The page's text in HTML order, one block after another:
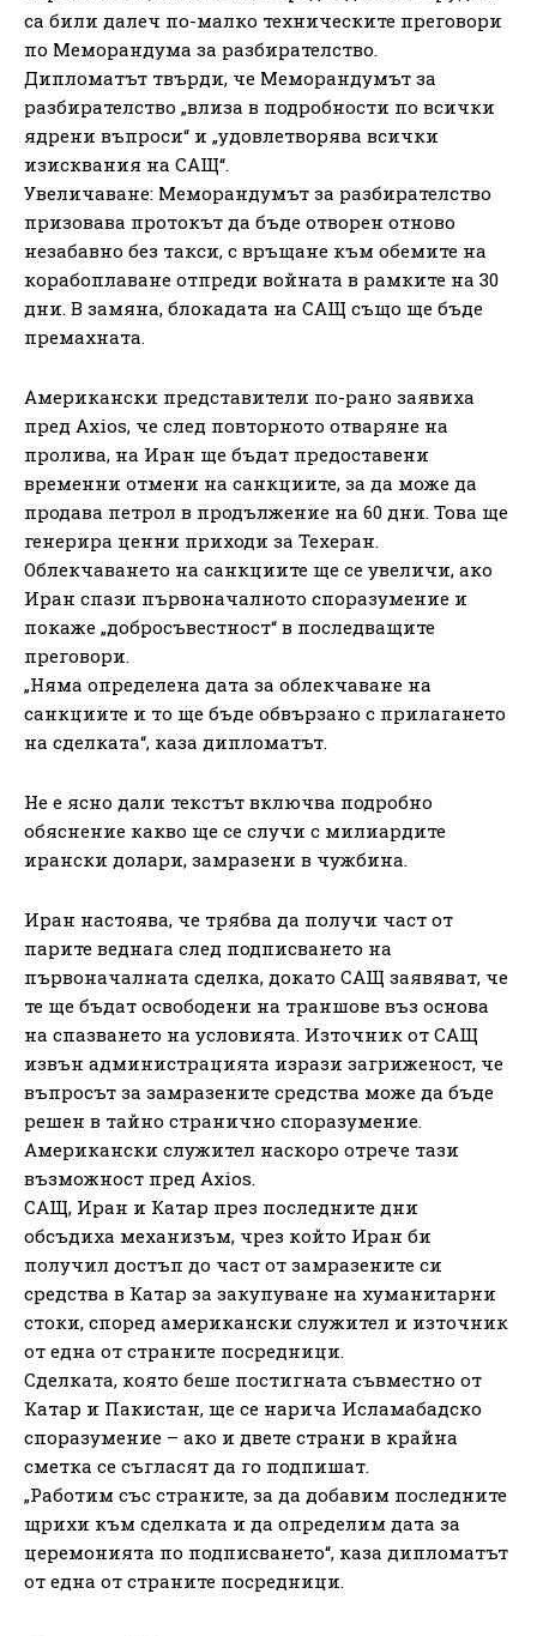
са били далеч по-малко техническите преговори
по Меморандума за разбирателство.
Дипломатът твърди, че Меморандумът за
разбирателство „влиза в подробности по всички
ядрени въпроси“ и „удовлетворява всички
изисквания на САЩ“.
Увеличаване: Меморандумът за разбирателство
призовава протокът да бъде отворен отново
незабавно без такси, с връщане към обемите на
корабоплаване отпреди войната в рамките на 30
дни. В замяна, блокадата на САЩ също ще бъде
премахната.
Американски представители по-рано заявиха
пред Axios, че след повторното отваряне на
пролива, на Иран ще бъдат предоставени
временни отмени на санкциите, за да може да
продава петрол в продължение на 60 дни. Това ще
генерира ценни приходи за Техеран.
Облекчаването на санкциите ще се увеличи, ако
Иран спази първоначалното споразумение и
покаже „добросъвестност“ в последващите
преговори.
„Няма определена дата за облекчаване на
санкциите и то ще бъде обвързано с прилагането
на сделката“, каза дипломатът.
Не е ясно дали текстът включва подробно
обяснение какво ще се случи с милиардите
ирански долари, замразени в чужбина.
Иран настоява, че трябва да получи част от
парите веднага след подписването на
първоначалната сделка, докато САЩ заявяват, че
те ще бъдат освободени на траншове въз основа
на спазването на условията. Източник от САЩ
извън администрацията изрази загриженост, че
въпросът за замразените средства може да бъде
решен в тайно странично споразумение.
Американски служител наскоро отрече тази
възможност пред Axios.
САЩ, Иран и Катар през последните дни
обсъдиха механизъм, чрез който Иран би
получил достъп до част от замразените си
средства в Катар за закупуване на хуманитарни
стоки, според американски служител и източник
от една от страните посредници.
Сделката, която беше постигната съвместно от
Катар и Пакистан, ще се нарича Исламабадско
споразумение – ако и двете страни в крайна
сметка се съгласят да го подпишат.
„Работим със страните, за да добавим последните
щрихи към сделката и да определим дата за
церемонията по подписването“, каза дипломатът
от една от страните посредници.